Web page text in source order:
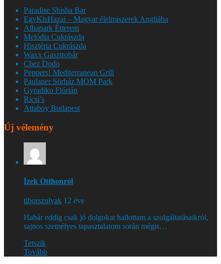
Paradise Shisha Bar
EgyKisHazai – Magyar élelmiszerek Angliába
Albapark Étterem
Melódia Cukrászda
Hisztéria Cukrászda
Waxx Gasztrobár
Chez Dodo
Peppers! Mediterranean Grill
Paulaner Sörház MOM Park
Gyradiko Flórián
Ricsi’s
Attaboy Budapest
Új vélemény
Ízek Otthonról
tiborszulyak 12 éve
Habár eddig csak jó dolgokat hallottam a szolgáltatásaikról,
sajnos személyes tapasztalatom során mégis…
Tetszik
Tovább